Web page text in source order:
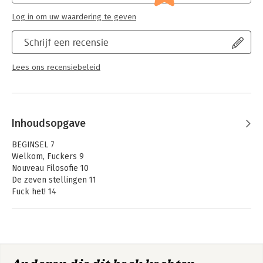
Schrijf een recensie
Lees ons recensiebeleid
Log in om uw waardering te geven
Inhoudsopgave
BEGINSEL 7
Welkom, Fuckers 9
Nouveau Filosofie 10
De zeven stellingen 11
Fuck het! 14